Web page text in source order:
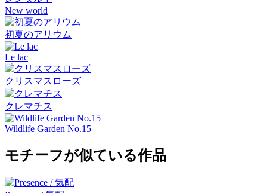
New world
初夏のアリウム
Le lac
クリスマスローズ
クレマチス
Wildlife Garden No.15
モチーフが似ている作品